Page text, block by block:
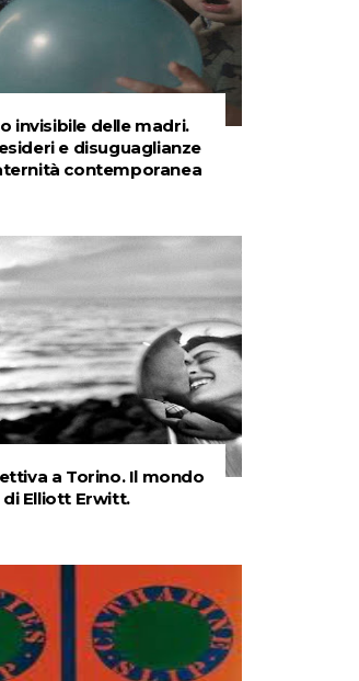
invisibile delle madri.
e disuguaglianze
contemporanea
a Torino. Il mondo
di Elliott Erwitt.